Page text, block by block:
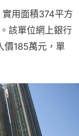
用面積374平方
該單位網上銀行
價185萬元，單